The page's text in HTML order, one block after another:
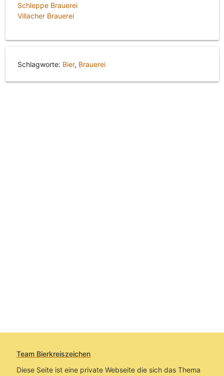
Schleppe Brauerei
Villacher Brauerei
Schlagworte: Bier, Brauerei
Team Bierkreiszeichen
Diese Seite ist eine private Webseite die sich das Thema